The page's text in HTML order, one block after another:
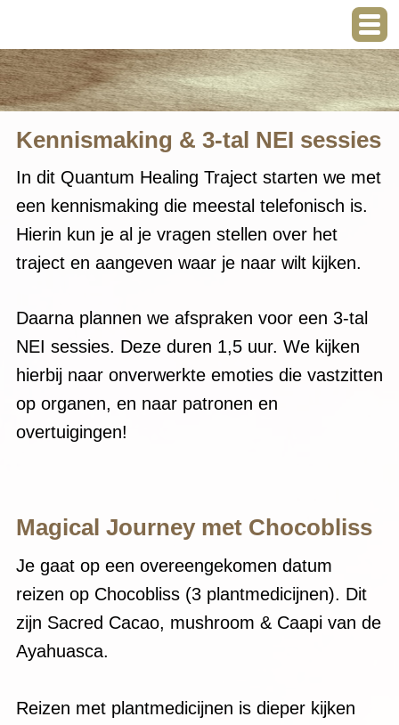
Kennismaking & 3-tal NEI sessies
In dit Quantum Healing Traject starten we met
een kennismaking die meestal telefonisch is.
Hierin kun je al je vragen stellen over het
traject en aangeven waar je naar wilt kijken.
Daarna plannen we afspraken voor een 3-tal
NEI sessies. Deze duren 1,5 uur. We kijken
hierbij naar onverwerkte emoties die vastzitten
op organen, en naar patronen en
overtuigingen!
Magical Journey met Chocobliss
Je gaat op een overeengekomen datum
reizen op Chocobliss (3 plantmedicijnen). Dit
zijn Sacred Cacao, mushroom & Caapi van de
Ayahuasca.
Reizen met plantmedicijnen is dieper kijken